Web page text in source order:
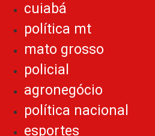
cuiabá
política mt
mato grosso
policial
agronegócio
política nacional
esportes